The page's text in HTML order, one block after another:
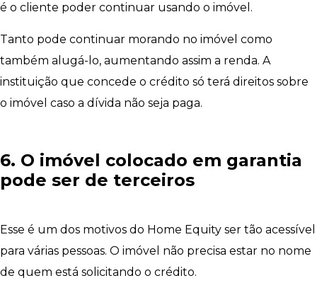
é o cliente poder continuar usando o imóvel.
Tanto pode continuar morando no imóvel como
também alugá-lo, aumentando assim a renda. A
instituição que concede o crédito só terá direitos sobre
o imóvel caso a dívida não seja paga.
6. O imóvel colocado em garantia
pode ser de terceiros
Esse é um dos motivos do Home Equity ser tão acessível
para várias pessoas. O imóvel não precisa estar no nome
de quem está solicitando o crédito.